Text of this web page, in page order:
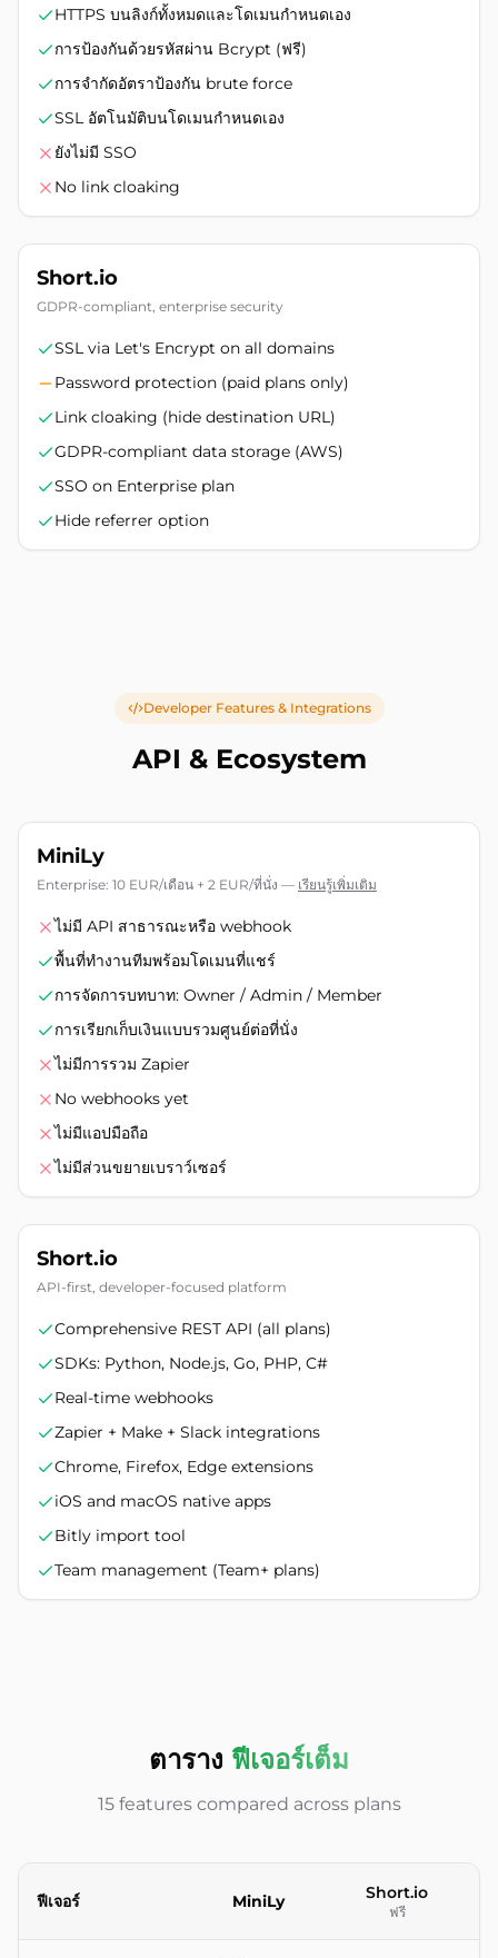
HTTPS บนลิงก์ทั้งหมดและโดเมนกำหนดเอง
การป้องกันด้วยรหัสผ่าน Bcrypt (ฟรี)
การจำกัดอัตราป้องกัน brute force
SSL อัตโนมัติบนโดเมนกำหนดเอง
ยังไม่มี SSO
No link cloaking
Short.io
GDPR-compliant, enterprise security
SSL via Let's Encrypt on all domains
Password protection (paid plans only)
Link cloaking (hide destination URL)
GDPR-compliant data storage (AWS)
SSO on Enterprise plan
Hide referrer option
Developer Features & Integrations
API & Ecosystem
MiniLy
Enterprise: 10 EUR/เดือน + 2 EUR/ที่นั่ง — เรียนรู้เพิ่มเติม
ไม่มี API สาธารณะหรือ webhook
พื้นที่ทำงานทีมพร้อมโดเมนที่แชร์
การจัดการบทบาท: Owner / Admin / Member
การเรียกเก็บเงินแบบรวมศูนย์ต่อที่นั่ง
ไม่มีการรวม Zapier
No webhooks yet
ไม่มีแอปมือถือ
ไม่มีส่วนขยายเบราว์เซอร์
Short.io
API-first, developer-focused platform
Comprehensive REST API (all plans)
SDKs: Python, Node.js, Go, PHP, C#
Real-time webhooks
Zapier + Make + Slack integrations
Chrome, Firefox, Edge extensions
iOS and macOS native apps
Bitly import tool
Team management (Team+ plans)
ตาราง ฟีเจอร์เต็ม
15 features compared across plans
ฟีเจอร์ MiniLy Short.io
ฟรี